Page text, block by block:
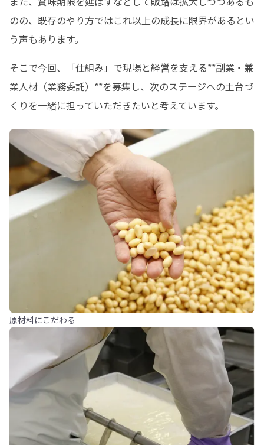
のの、既存のやり方ではこれ以上の成長に限界があるとい
う声もあります。
そこで今回、「仕組み」で現場と経営を支える**副業・兼
業人材（業務委託）**を募集し、次のステージへの土台づ
くりを一緒に担っていただきたいと考えています。
原材料にこだわる